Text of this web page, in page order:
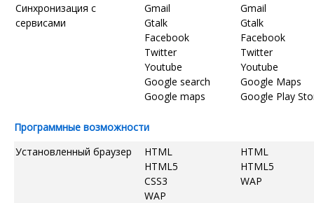
Синхронизация с
сервисами
Gmail
Gtalk
Facebook
Twitter
Youtube
Google search
Google maps
Gmail
Gtalk
Facebook
Twitter
Youtube
Google Maps
Google Play
Программные возможности
Установленный браузер
HTML
HTML5
CSS3
WAP
HTML
HTML5
WAP